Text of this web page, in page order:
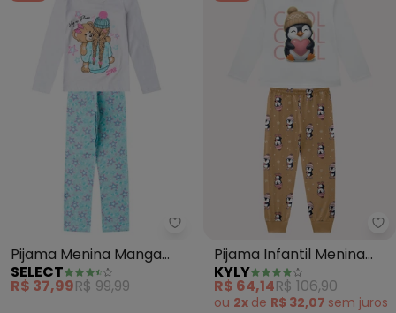
Select - Pijama Menina Manga
Pijama Menina Manga
Longa Meia Malha
(Branco)
SELECT
R$ 37,99R$ 99,99
Pijama Infantil Menina
Brilha no Escuro (Branco)
KYLY
R$ 64,14R$ 106,90
ou 2x de R$ 32,07 sem juros